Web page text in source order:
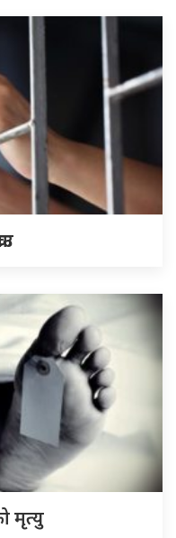
मृत्यु